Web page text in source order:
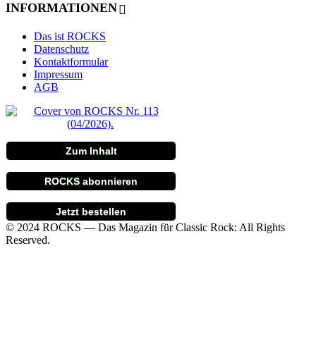
INFORMATIONEN
Das ist ROCKS
Datenschutz
Kontaktformular
Impressum
AGB
Zum Inhalt
ROCKS abonnieren
Jetzt bestellen
© 2024 ROCKS — Das Magazin für Classic Rock: All Rights
Reserved.